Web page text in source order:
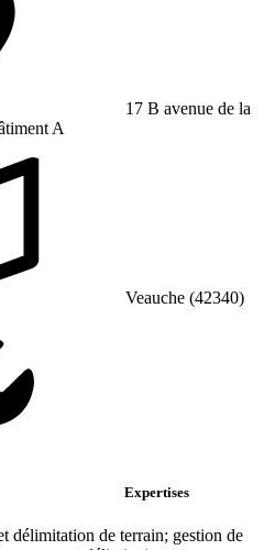
17 B avenue de la
A
Veauche (42340)
Expertises
délimitation de terrain; gestion de